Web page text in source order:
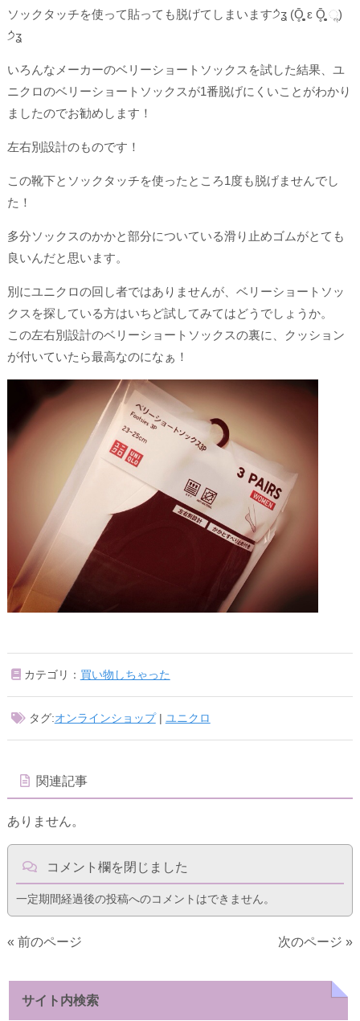
ソックタッチを使って貼っても脱げてしまいます੭່ʓ (Ō̥̥̥̥̥̥̥ ԑ Ō̥̥̥̥̥̥̥ ૢ)
੭່ʓ
いろんなメーカーのベリーショートソックスを試した結果、ユ
ニクロのベリーショートソックスが1番脱げにくいことがわかり
ましたのでお勧めします！
左右別設計のものです！
この靴下とソックタッチを使ったところ1度も脱げませんでし
た！
多分ソックスのかかと部分についている滑り止めゴムがとても
良いんだと思います。
別にユニクロの回し者ではありませんが、ベリーショートソッ
クスを探している方はいちど試してみてはどうでしょうか。
この左右別設計のベリーショートソックスの裏に、クッション
が付いていたら最高なのになぁ！
カテゴリ： 買い物しちゃった
タグ:オンラインショップ| ユニクロ
関連記事
ありません。
コメント欄を閉じました
一定期間経過後の投稿へのコメントはできません。
« 前のページ 次のページ »
サイト内検索